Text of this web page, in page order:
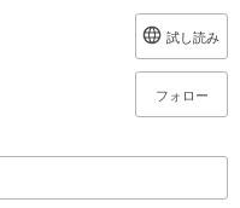
試し読み
フォロー